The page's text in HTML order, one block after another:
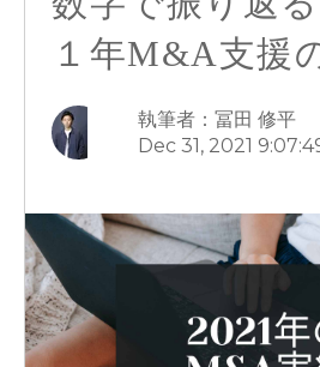
１年M&A支援
執筆者：冨田 修平
Dec 31, 2021